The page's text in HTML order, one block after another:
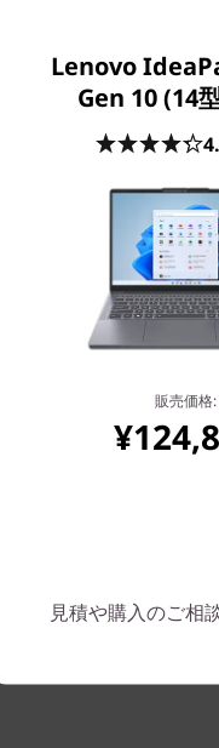
9は軽量で、どこに
タイリッシュなデ
採用しました。
Lenovo
Gen 10 (14
販売価格:
見積や購入のご相